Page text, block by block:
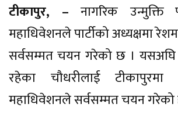
टीकापुर, – नागरिक उन्मुक्ति
महाधिवेशनले पार्टीको अध्यक्षमा
सर्वसम्मत चयन गरेको छ । यसअघि
रहेका चौधरीलाई
महाधिवेशनले सर्वसम्मत चयन गरेको